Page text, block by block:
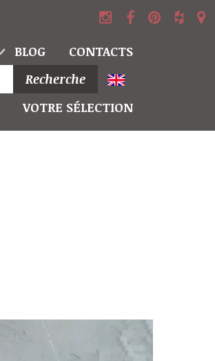
BLOG
CONTACTS
Recherche
VOTRE SÉLECTION